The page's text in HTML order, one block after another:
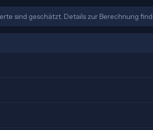
sind geschätzt. Details zur Berechnung